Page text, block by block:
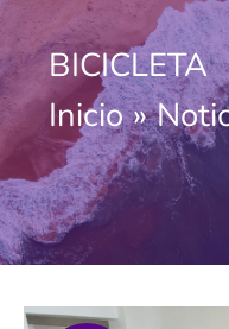
BICICLETA
Inicio